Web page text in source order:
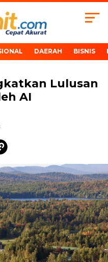
DAERAH BISNIS
Lulusan
AI